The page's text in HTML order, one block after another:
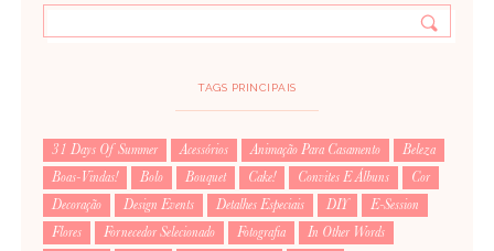
TAGS PRINCIPAIS
31 Days Of Summer Acessórios Animação Para Casamento
Beleza
Boas-Vindas!
Bolo Bouquet Cake! Convites E Álbuns
Cor
Decoração
Design Events Detalhes Especiais DIY
E-Session
Flores
Fornecedor Selecionado Fotografia
In Other Words